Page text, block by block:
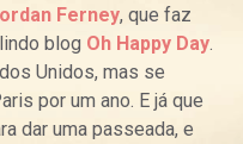
Ferney, que faz
blog Oh Happy Day.
Unidos, mas se
por um ano. E já que
dar uma passeada, e